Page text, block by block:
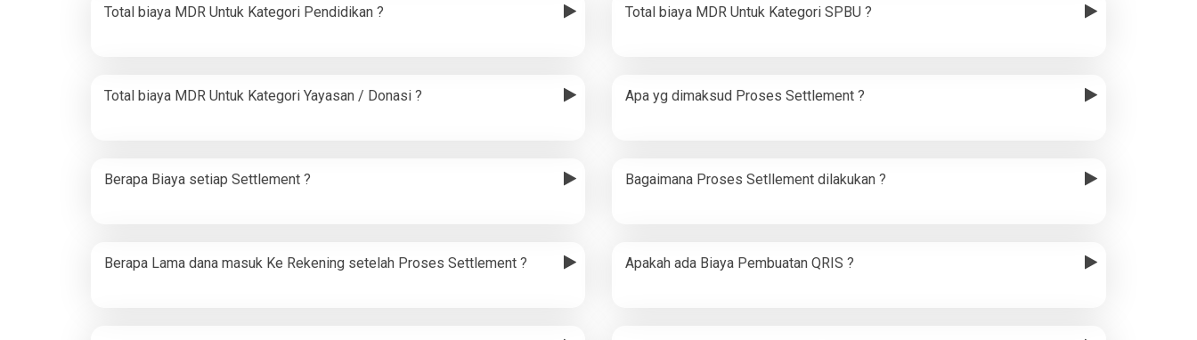
Total biaya MDR Untuk Kategori Pendidikan ? Total biaya MDR Untuk Kategori SPBU ?
Total biaya MDR Untuk Kategori Yayasan / Donasi ? Apa yg dimaksud Proses Settlement ?
Berapa Biaya setiap Settlement ? Bagaimana Proses Setllement dilakukan ?
Berapa Lama dana masuk Ke Rekening setelah Proses Settlement ? Apakah ada Biaya Pembuatan QRIS ?